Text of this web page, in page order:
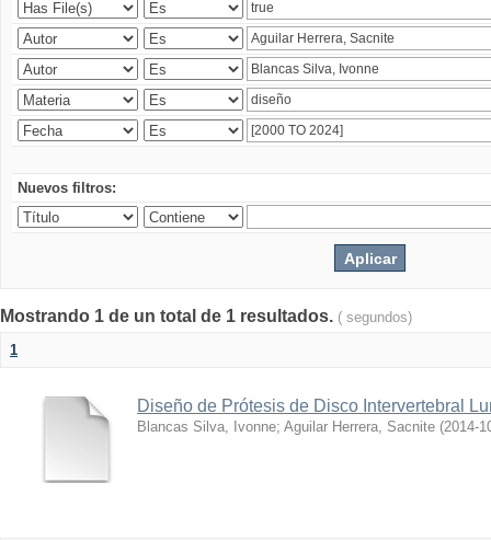
Nuevos filtros:
Mostrando 1 de un total de 1 resultados. ( segundos)
1
Diseño de Prótesis de Disco Intervertebral
Blancas Silva, Ivonne; Aguilar Herrera, Sacnite (2014-